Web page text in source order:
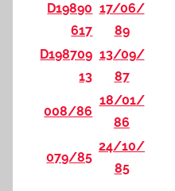
D19890
617
17/06/
89
D198709
13
13/09/
87
008/86
18/01/
86
079/85
24/10/
85